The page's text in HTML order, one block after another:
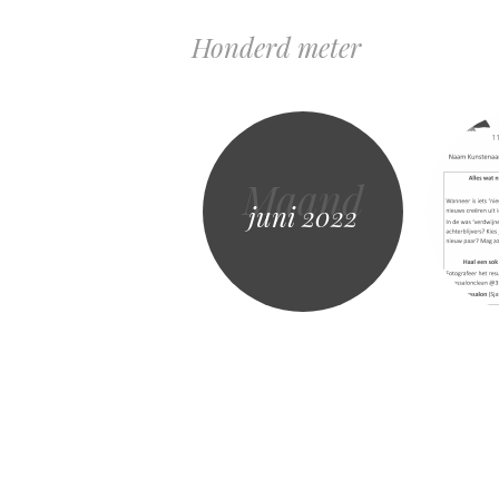
Honderd meter
Maand
juni 2022